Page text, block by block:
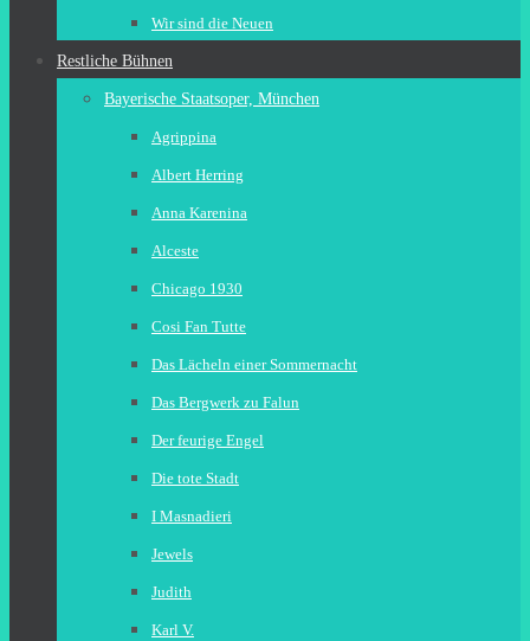
Wir sind die Neuen
Restliche Bühnen
Bayerische Staatsoper, München
Agrippina
Albert Herring
Anna Karenina
Alceste
Chicago 1930
Cosi Fan Tutte
Das Lächeln einer Sommernacht
Das Bergwerk zu Falun
Der feurige Engel
Die tote Stadt
I Masnadieri
Jewels
Judith
Karl V.